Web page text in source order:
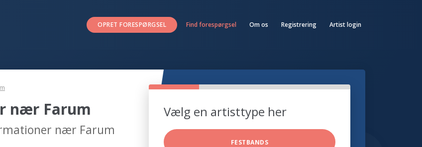
OPRET FORESPØRGSEL Find forespørgsel Om os Registrering Artist login
nær Farum
nær Farum
Vælg en artisttype her
FESTBANDS